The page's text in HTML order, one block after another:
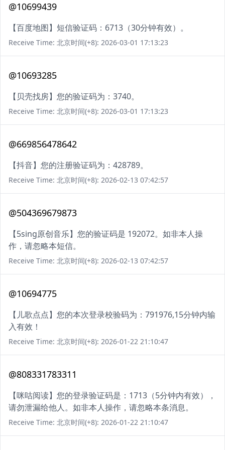
@10699439
【百度地图】短信验证码：6713（30分钟有效）。
Receive Time: 北京时间(+8): 2026-03-01 17:13:23
@10693285
【贝壳找房】您的验证码为：3740。
Receive Time: 北京时间(+8): 2026-03-01 17:13:23
@669856478642
【抖音】您的注册验证码为：428789。
Receive Time: 北京时间(+8): 2026-02-13 07:42:57
@504369679873
【5sing原创音乐】您的验证码是 192072。如非本人操
作，请忽略本短信。
Receive Time: 北京时间(+8): 2026-02-13 07:42:57
@10694775
【儿歌点点】您的本次登录校验码为：791976,15分钟内输
入有效！
Receive Time: 北京时间(+8): 2026-01-22 21:10:47
@808331783311
【咪咕阅读】您的登录验证码是：1713（5分钟内有效），
请勿泄漏给他人。如非本人操作，请忽略本条消息。
Receive Time: 北京时间(+8): 2026-01-22 21:10:47